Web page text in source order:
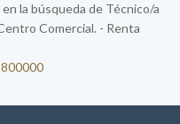
la búsqueda de Técnico/a
Comercial. - Renta